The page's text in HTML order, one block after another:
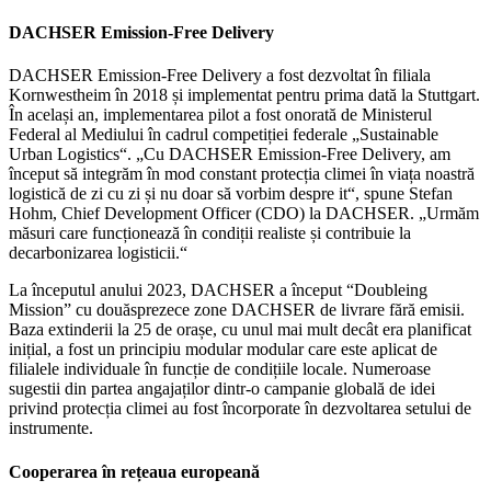
DACHSER Emission-Free Delivery
DACHSER Emission-Free Delivery a fost dezvoltat în filiala
Kornwestheim în 2018 și implementat pentru prima dată la Stuttgart.
În același an, implementarea pilot a fost onorată de Ministerul
Federal al Mediului în cadrul competiției federale „Sustainable
Urban Logistics“. „Cu DACHSER Emission-Free Delivery, am
început să integrăm în mod constant protecția climei în viața noastră
logistică de zi cu zi și nu doar să vorbim despre it“, spune Stefan
Hohm, Chief Development Officer (CDO) la DACHSER. „Urmăm
măsuri care funcționează în condiții realiste și contribuie la
decarbonizarea logisticii.“
La începutul anului 2023, DACHSER a început “Doubleing
Mission” cu douăsprezece zone DACHSER de livrare fără emisii.
Baza extinderii la 25 de orașe, cu unul mai mult decât era planificat
inițial, a fost un principiu modular modular care este aplicat de
filialele individuale în funcție de condițiile locale. Numeroase
sugestii din partea angajaților dintr-o campanie globală de idei
privind protecția climei au fost încorporate în dezvoltarea setului de
instrumente.
Cooperarea în rețeaua europeană